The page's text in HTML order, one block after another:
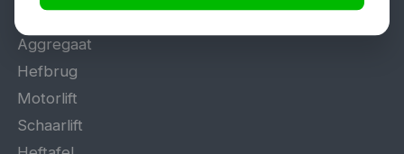
Tig lasapparaat
Aggregaat
Hefbrug
Motorlift
Schaarlift